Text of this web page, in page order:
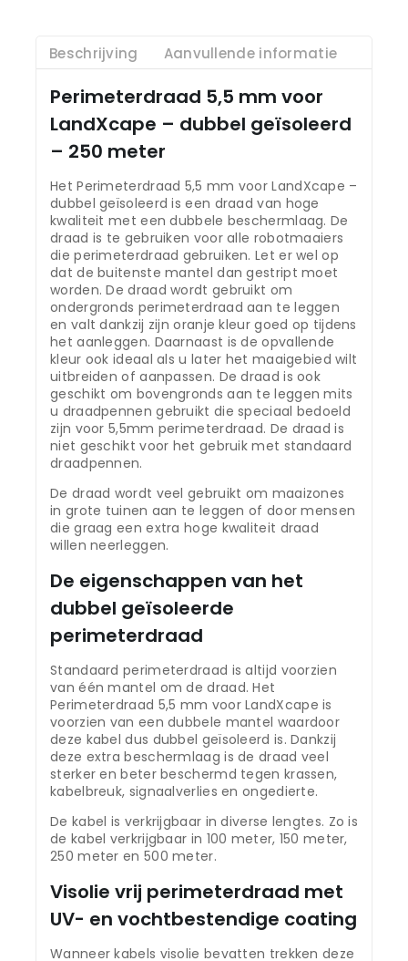
Beschrijving Aanvullende informatie
Perimeterdraad 5,5 mm voor
LandXcape – dubbel geïsoleerd
– 250 meter
Het Perimeterdraad 5,5 mm voor LandXcape –
dubbel geïsoleerd is een draad van hoge
kwaliteit met een dubbele beschermlaag. De
draad is te gebruiken voor alle robotmaaiers
die perimeterdraad gebruiken. Let er wel op
dat de buitenste mantel dan gestript moet
worden. De draad wordt gebruikt om
ondergronds perimeterdraad aan te leggen
en valt dankzij zijn oranje kleur goed op tijdens
het aanleggen. Daarnaast is de opvallende
kleur ook ideaal als u later het maaigebied wilt
uitbreiden of aanpassen. De draad is ook
geschikt om bovengronds aan te leggen mits
u draadpennen gebruikt die speciaal bedoeld
zijn voor 5,5mm perimeterdraad. De draad is
niet geschikt voor het gebruik met standaard
draadpennen.
De draad wordt veel gebruikt om maaizones
in grote tuinen aan te leggen of door mensen
die graag een extra hoge kwaliteit draad
willen neerleggen.
De eigenschappen van het
dubbel geïsoleerde
perimeterdraad
Standaard perimeterdraad is altijd voorzien
van één mantel om de draad. Het
Perimeterdraad 5,5 mm voor LandXcape is
voorzien van een dubbele mantel waardoor
deze kabel dus dubbel geïsoleerd is. Dankzij
deze extra beschermlaag is de draad veel
sterker en beter beschermd tegen krassen,
kabelbreuk, signaalverlies en ongedierte.
De kabel is verkrijgbaar in diverse lengtes. Zo is
de kabel verkrijgbaar in 100 meter, 150 meter,
250 meter en 500 meter.
Visolie vrij perimeterdraad met
UV- en vochtbestendige coating
Wanneer kabels visolie bevatten trekken deze